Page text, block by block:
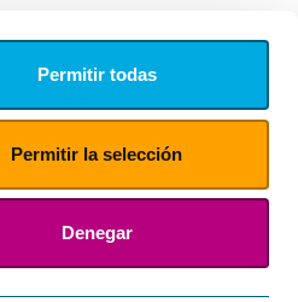
Permitir todas
Permitir la selección
Denegar